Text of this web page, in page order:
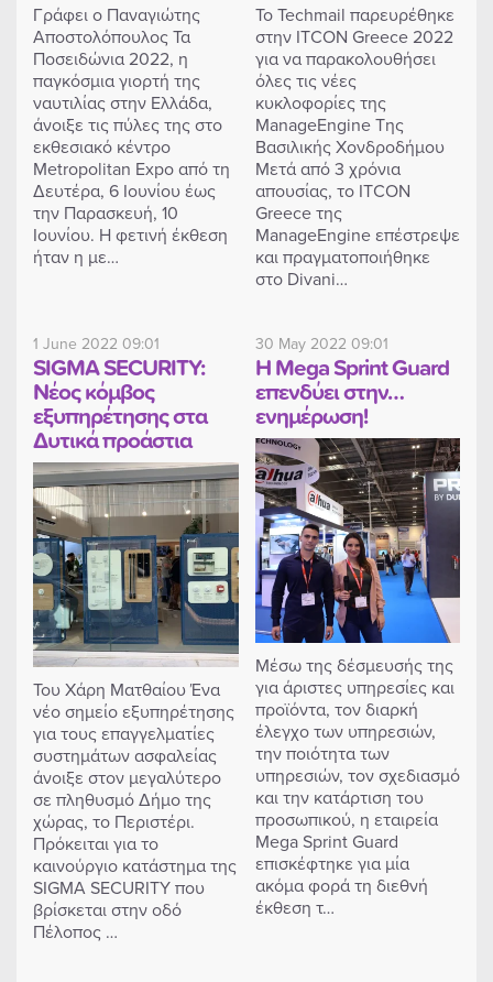
Γράφει ο Παναγιώτης
Αποστολόπουλος Τα
Ποσειδώνια 2022, η
παγκόσμια γιορτή της
ναυτιλίας στην Ελλάδα,
άνοιξε τις πύλες της στο
εκθεσιακό κέντρο
Metropolitan Expo από τη
Δευτέρα, 6 Ιουνίου έως
την Παρασκευή, 10
Ιουνίου. Η φετινή έκθεση
ήταν η με…
Το Techmail παρευρέθηκε
στην ITCON Greece 2022
για να παρακολουθήσει
όλες τις νέες
κυκλοφορίες της
ManageEngine Της
Βασιλικής Χονδροδήμου
Μετά από 3 χρόνια
απουσίας, το ITCON
Greece της
ManageEngine επέστρεψε
και πραγματοποιήθηκε
στο Divani…
1 June 2022 09:01
SIGMA SECURITY:
Νέος κόμβος
εξυπηρέτησης στα
Δυτικά προάστια
Του Χάρη Ματθαίου Ένα
νέο σημείο εξυπηρέτησης
για τους επαγγελματίες
συστημάτων ασφαλείας
άνοιξε στον μεγαλύτερο
σε πληθυσμό Δήμο της
χώρας, το Περιστέρι.
Πρόκειται για το
καινούργιο κατάστημα της
SIGMA SECURITY που
βρίσκεται στην οδό
Πέλοπος …
30 May 2022 09:01
Η Mega Sprint Guard
επενδύει στην…
ενημέρωση!
Μέσω της δέσμευσής της
για άριστες υπηρεσίες και
προϊόντα, τον διαρκή
έλεγχο των υπηρεσιών,
την ποιότητα των
υπηρεσιών, τον σχεδιασμό
και την κατάρτιση του
προσωπικού, η εταιρεία
Mega Sprint Guard
επισκέφτηκε για μία
ακόμα φορά τη διεθνή
έκθεση τ…